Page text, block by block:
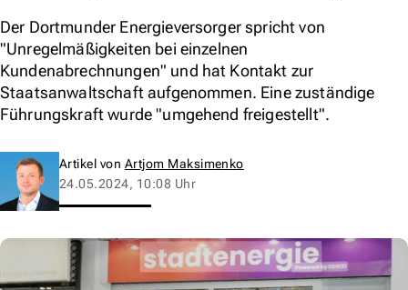
Der Dortmunder Energieversorger spricht von
"Unregelmäßigkeiten bei einzelnen
Kundenabrechnungen" und hat Kontakt zur
Staatsanwaltschaft aufgenommen. Eine zuständige
Führungskraft wurde "umgehend freigestellt".
Artikel von Artjom Maksimenko
24.05.2024, 10:08 Uhr